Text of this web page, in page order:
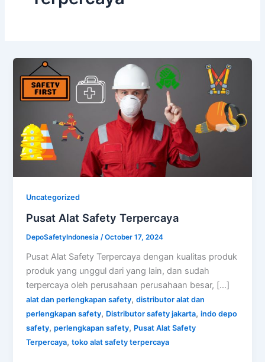
Uncategorized
Pusat Alat Safety Terpercaya
DepoSafetyIndonesia /October 17, 2024
Pusat Alat Safety Terpercaya dengan kualitas produk
produk yang unggul dari yang lain, dan sudah
terpercaya oleh perusahaan perusahaan besar, […]
alat dan perlengkapan safety,distributor alat dan
perlengkapan safety, Distributor safety jakarta,indo depo
safety,perlengkapan safety, Pusat Alat Safety
Terpercaya,toko alat safety terpercaya